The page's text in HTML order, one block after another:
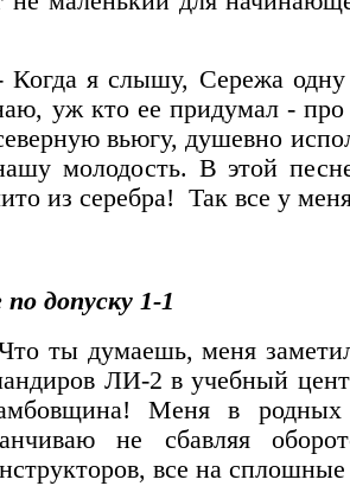
Сережа одну
уж кто ее придумал -
вьюгу, душевно
молодость. В этой
из серебра! Так все у
по допуску 1-1
меня заметили.
ЛИ-2 в учебный
Меня в родных
не сбавляя
все на